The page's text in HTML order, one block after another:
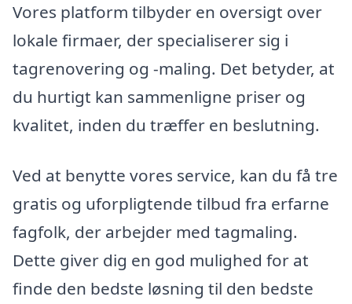
Vores platform tilbyder en oversigt over
lokale firmaer, der specialiserer sig i
tagrenovering og -maling. Det betyder, at
du hurtigt kan sammenligne priser og
kvalitet, inden du træffer en beslutning.
Ved at benytte vores service, kan du få tre
gratis og uforpligtende tilbud fra erfarne
fagfolk, der arbejder med tagmaling.
Dette giver dig en god mulighed for at
finde den bedste løsning til den bedste